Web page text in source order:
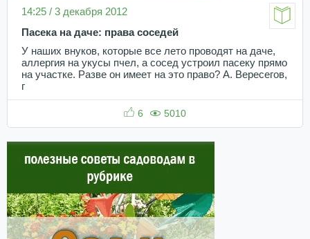
14:25 / 3 декабря 2012
Пасека на даче: права соседей
У наших внуков, которые все лето проводят на даче,
аллергия на укусы пчел, а сосед устроил пасеку прямо
на участке. Разве он имеет на это право? А. Вересегов,
г
6 5010